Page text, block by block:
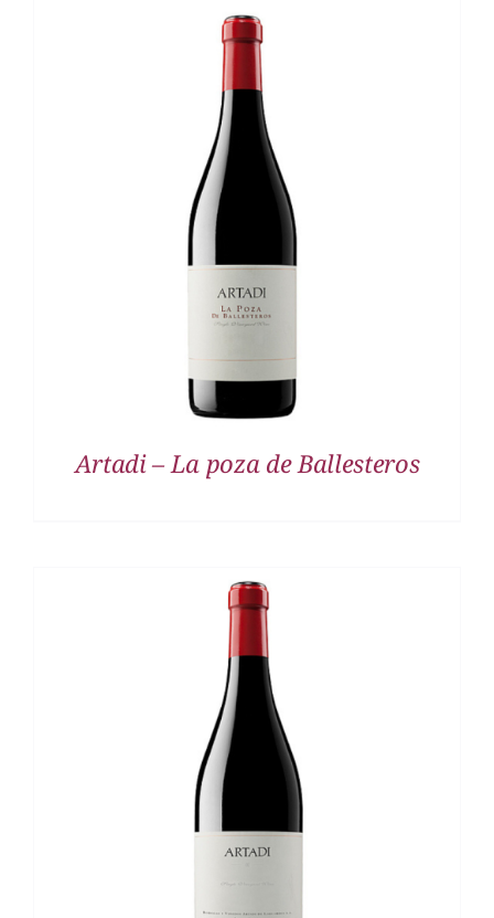
DETALLES
Artadi – La poza de Ballesteros
DETALLES